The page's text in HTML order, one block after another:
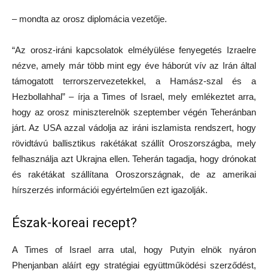
– mondta az orosz diplomácia vezetője.
“Az orosz-iráni kapcsolatok elmélyülése fenyegetés Izraelre
nézve, amely már több mint egy éve háborút vív az Irán által
támogatott terrorszervezetekkel, a Hamász-szal és a
Hezbollahhal” – írja a Times of Israel, mely emlékeztet arra,
hogy az orosz miniszterelnök szeptember végén Teheránban
járt. Az USA azzal vádolja az iráni iszlamista rendszert, hogy
rövidtávú ballisztikus rakétákat szállít Oroszországba, mely
felhasználja azt Ukrajna ellen. Teherán tagadja, hogy drónokat
és rakétákat szállítana Oroszországnak, de az amerikai
hírszerzés információi egyértelműen ezt igazolják.
Észak-koreai recept?
A Times of Israel arra utal, hogy Putyin elnök nyáron
Phenjanban aláírt egy stratégiai együttműködési szerződést,